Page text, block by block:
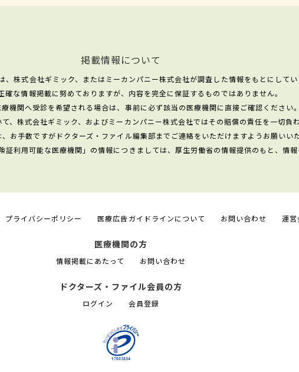
掲載情報について
、株式会社ギミック、またはミーカンパニー株式会社が調査した情報をもとにしてい
確な情報掲載に努めておりますが、内容を完全に保証するものではありません。
機関へ受診を希望される場合は、事前に必ず該当の医療機関に直接ご確認ください。
、株式会社ギミック、およびミーカンパニー株式会社ではその賠償の責任を一切負
お手数ですがドクターズ・ファイル編集部までご連絡をいただけますようお願いいた
利用可能な医療機関」の情報につきましては、厚生労働省の情報提供のもと、情報
プライバシーポリシー 医療広告ガイドラインについて お問い合わせ 運営
医療機関の方
情報掲載にあたって お問い合わせ
ドクターズ・ファイル会員の方
ログイン 会員登録